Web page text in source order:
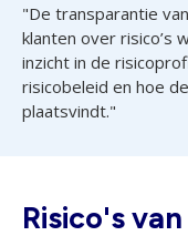
"De transparantie
klanten over risico’s
inzicht in de
risicobeleid en hoe
plaatsvindt."
Risico's